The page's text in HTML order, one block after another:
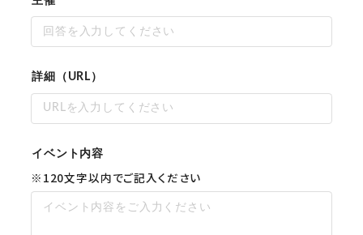
詳細（URL）
イベント内容
※120文字以内でご記入ください